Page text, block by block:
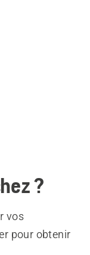
?
vos
pour obtenir